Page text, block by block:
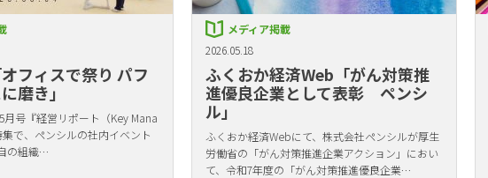
フィスで祭り パフ
磨き」
月号『経営リポート（Key Mana
で、ペンシルの社内イベント
の組織…
メディア掲載
2026.05.18
ふくおか経済Web「がん対策推
進優良企業として表彰 ペンシ
ル」
ふくおか経済Webにて、株式会社ペンシルが厚生
労働省の「がん対策推進企業アクション」におい
て、令和7年度の「がん対策推進優良企業…